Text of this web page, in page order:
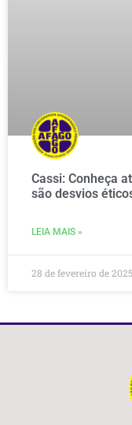
Cassi: Conheça
são desvios
LEIA MAIS »
28 de fevereiro de 2025